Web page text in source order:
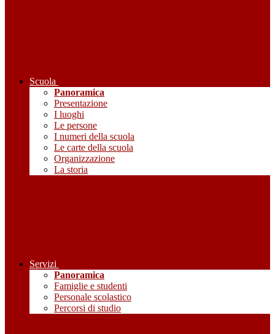
Scuola
Panoramica
Presentazione
I luoghi
Le persone
I numeri della scuola
Le carte della scuola
Organizzazione
La storia
Servizi
Panoramica
Famiglie e studenti
Personale scolastico
Percorsi di studio